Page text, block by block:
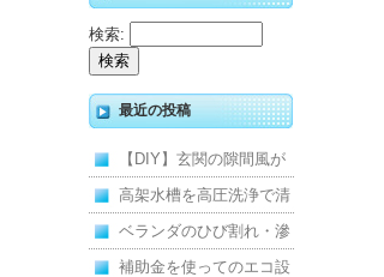
検索:
最近の投稿
【DIY】玄関の隙間風が
寒くて断熱ドアに交換し
ました
高架水槽を高圧洗浄で清
掃！衛生的な給水環境を
維持｜施工事例
ベランダのひび割れ・滲
みを解消！賃貸マンショ
補助金を使ってのエコ設